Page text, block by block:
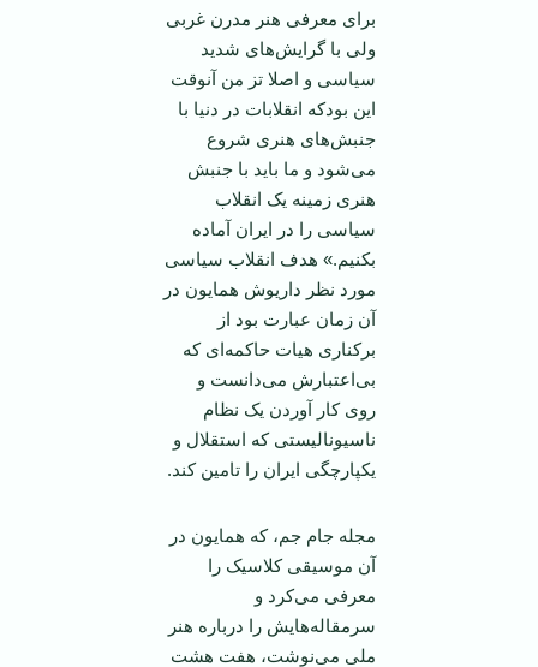
برای معرفی هنر مدرن غربی
ولی با گرایش‌های شدید
سیاسی و اصلا تز من آنوقت
این بودکه انقلابات در دنیا با
جنبش‌های هنری شروع
می‌شود و ما باید با جنبش
هنری زمینه یک انقلاب
سیاسی را در ایران آماده
بکنیم.» هدف انقلاب سیاسی
مورد نظر داریوش همایون در
آن زمان عبارت بود از
برکناری هیات حاکمه‌ای که
بی‌اعتبارش می‌دانست و
روی کار آوردن یک نظام
ناسیونالیستی که استقلال و
یکپارچگی ایران را تامین کند.
مجله جام جم، که همایون در
آن موسیقی کلاسیک را
معرفی می‌کرد و
سرمقاله‌هایش را درباره هنر
ملی می‌نوشت، هفت هشت